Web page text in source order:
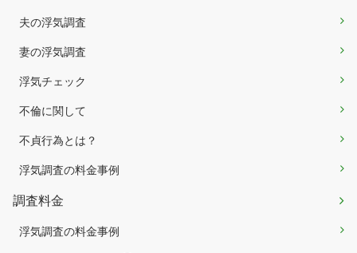
夫の浮気調査
妻の浮気調査
浮気チェック
不倫に関して
不貞行為とは？
浮気調査の料金事例
調査料金
浮気調査の料金事例